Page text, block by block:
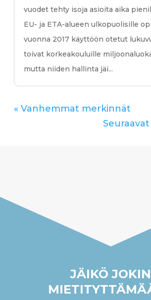
vuodet tehty isoja asioita aika
EU- ja ETA-alueen ulkopuolisille
vuonna 2017 käyttöön otetut
toivat korkeakouluille
mutta niiden hallinta jäi...
« Vanhemmat merkinnät
JÄIKÖ JOKIN